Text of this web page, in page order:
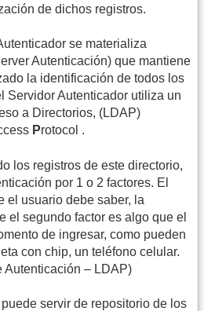
de dichos registros.
se materializa
Autenticación) que mantiene
la identificación de todos los
Servidor Autenticador utiliza un
a Directorios, (LDAP)
Protocol .
los registros de este directorio,
por 1 o 2 factores. El
el usuario debe saber, la
el segundo factor es algo que el
de ingresar, como pueden
con chip, un teléfono celular.
Autenticación – LDAP)
servir de repositorio de los